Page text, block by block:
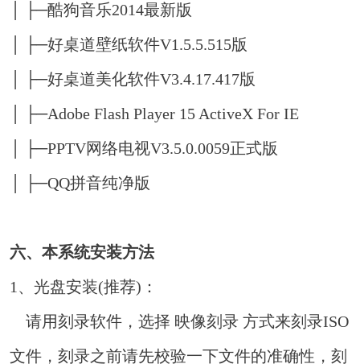
│ ├─酷狗音乐2014最新版
│ ├─好桌道壁纸软件V1.5.5.515版
│ ├─好桌道美化软件V3.4.17.417版
│ ├─Adobe Flash Player 15 ActiveX For IE
│ ├─PPTV网络电视V3.5.0.0059正式版
│ ├─QQ拼音纯净版
六、本系统安装方法
1、光盘安装(推荐)：
请用刻录软件，选择 映像刻录 方式来刻录ISO
文件，刻录之前请先校验一下文件的准确性，刻